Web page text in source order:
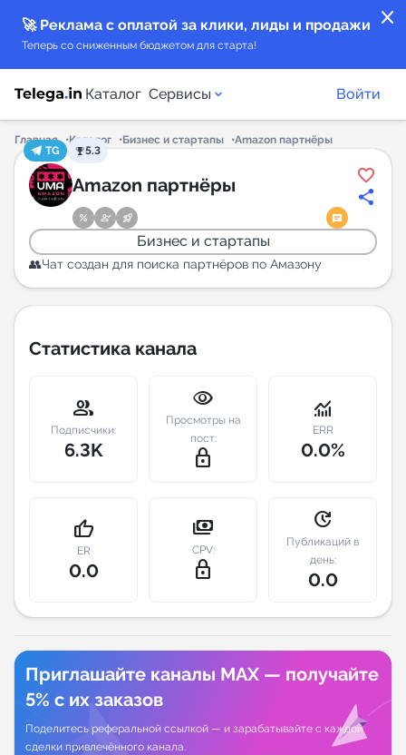
close
🚀 Реклама с оплатой за клики, лиды и продажи
Теперь со сниженным бюджетом для старта!
Каталог Сервисы
Каталог каналов
Каталог ботов
Горящие предложения
Индекс читаемости каналов в Telegram
New
Индивидуальное сопровождение
Войти
Главная Каталог Бизнес и стартапы
Amazon партнёры
TG
5.3
Amazon партнёры
Бизнес и стартапы
👥Чат создан для поиска партнёров по Амазону
Статистика канала
group
Подписчики:
6.3K
visibility
Просмотры на
пост:
lock_outline
monitoring
ERR
0.0%
thumb_up
ER
0.0
payments
CPV:
lock_outline
update
Публикаций в
день:
0.0
Приглашайте каналы MAX — получайте
5% с их заказов
Поделитесь реферальной ссылкой — и зарабатывайте с каждой
сделки привлечённого канала.